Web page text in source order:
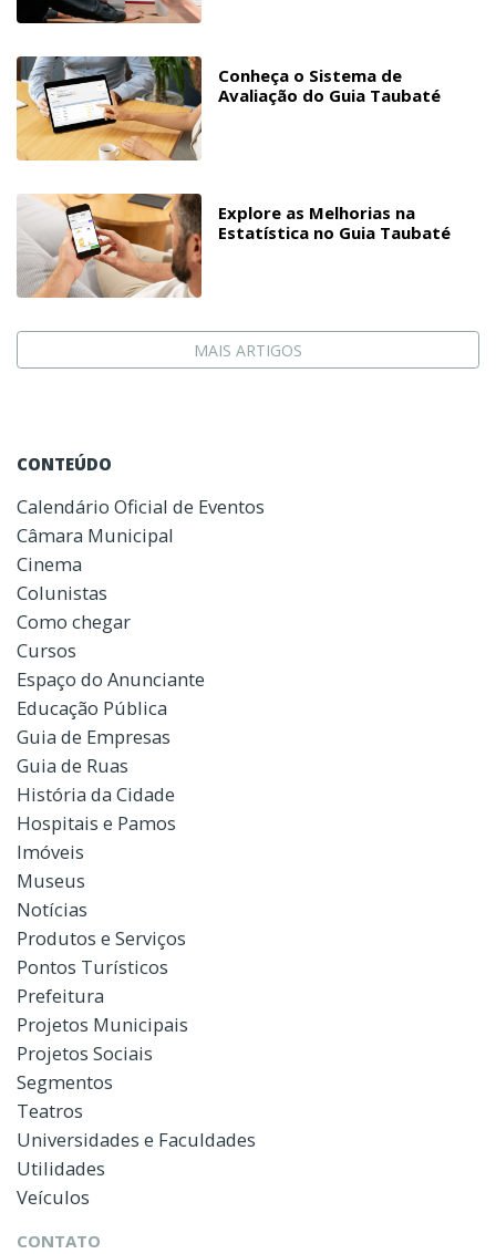
Conheça o Sistema de
Avaliação do Guia Taubaté
Explore as Melhorias na
Estatística no Guia Taubaté
MAIS ARTIGOS
CONTEÚDO
Calendário Oficial de Eventos
Câmara Municipal
Cinema
Colunistas
Como chegar
Cursos
Espaço do Anunciante
Educação Pública
Guia de Empresas
Guia de Ruas
História da Cidade
Hospitais e Pamos
Imóveis
Museus
Notícias
Produtos e Serviços
Pontos Turísticos
Prefeitura
Projetos Municipais
Projetos Sociais
Segmentos
Teatros
Universidades e Faculdades
Utilidades
Veículos
CONTATO